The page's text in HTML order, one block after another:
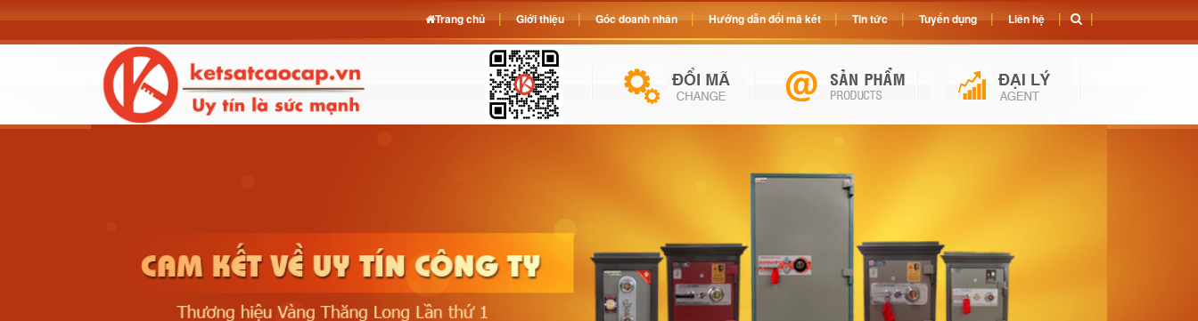
Trang chủ Giới thiệu Góc doanh nhân Hướng dẫn đổi mã két Tin tức Tuyển dụng Liên hệ